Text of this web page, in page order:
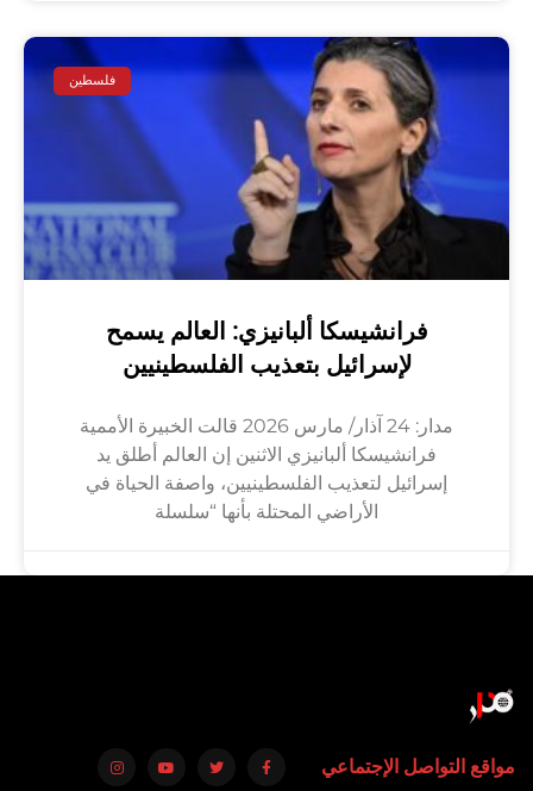
فلسطين
فرانشيسكا ألبانيزي: العالم يسمح
لإسرائيل بتعذيب الفلسطينيين
مدار: 24 آذار/ مارس 2026 قالت الخبيرة الأممية
فرانشيسكا ألبانيزي الاثنين إن العالم أطلق يد
إسرائيل لتعذيب الفلسطينيين، واصفة الحياة في
الأراضي المحتلة بأنها “سلسلة
مواقع التواصل الإجتماعي